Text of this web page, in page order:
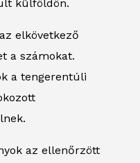
külföldön.
elkövetkező
a számokat.
a tengerentúli
az ellenőrzött